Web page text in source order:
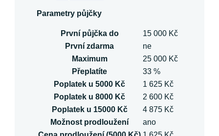
Parametry půjčky
První půjčka do
15 000 Kč
První zdarma
ne
Maximum
25 000 Kč
Přeplatíte
33 %
Poplatek u 5000 Kč
1 625 Kč
Poplatek u 8000 Kč
2 600 Kč
Poplatek u 15000 Kč
4 875 Kč
Možnost prodloužení
ano